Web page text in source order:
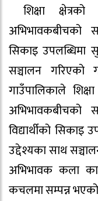
शिक्षा
अभिभावकबीचको
सिकाइ उपलब्धिमा
सञ्चालन गरिएको
गाउँपालिकाले
अभिभावकबीचको
विद्यार्थीको सिकाइ
उद्देश्यका साथ
अभिभावक कला
कचलमा सम्पन्न भएको